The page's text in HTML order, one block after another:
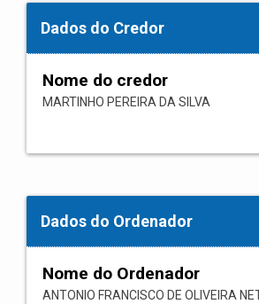
Dados do Credor
Nome do credor
MARTINHO PEREIRA DA SILVA
Dados do Ordenador
Nome do Ordenador
ANTONIO FRANCISCO DE OLIVEIRA